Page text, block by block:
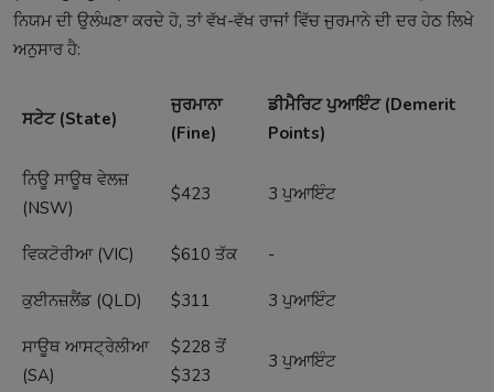
ਨਿਯਮ ਦੀ ਉਲੰਘਣਾ ਕਰਦੇ ਹੋ, ਤਾਂ ਵੱਖ-ਵੱਖ ਰਾਜਾਂ ਵਿੱਚ ਜੁਰਮਾਨੇ ਦੀ ਦਰ ਹੇਠ ਲਿਖੇ
ਅਨੁਸਾਰ ਹੈ:
ਸਟੇਟ (State)
ਜੁਰਮਾਨਾ
(Fine)
ਡੀਮੈਰਿਟ ਪੁਆਇੰਟ (Demerit
Points)
ਨਿਊ ਸਾਊਥ ਵੇਲਜ਼
(NSW)
$423 3 ਪੁਆਇੰਟ
ਵਿਕਟੋਰੀਆ (VIC) $610 ਤੱਕ -
ਕੁਈਨਜ਼ਲੈਂਡ (QLD) $311 3 ਪੁਆਇੰਟ
ਸਾਊਥ ਆਸਟ੍ਰੇਲੀਆ
(SA)
$228 ਤੋਂ
$323
3 ਪੁਆਇੰਟ